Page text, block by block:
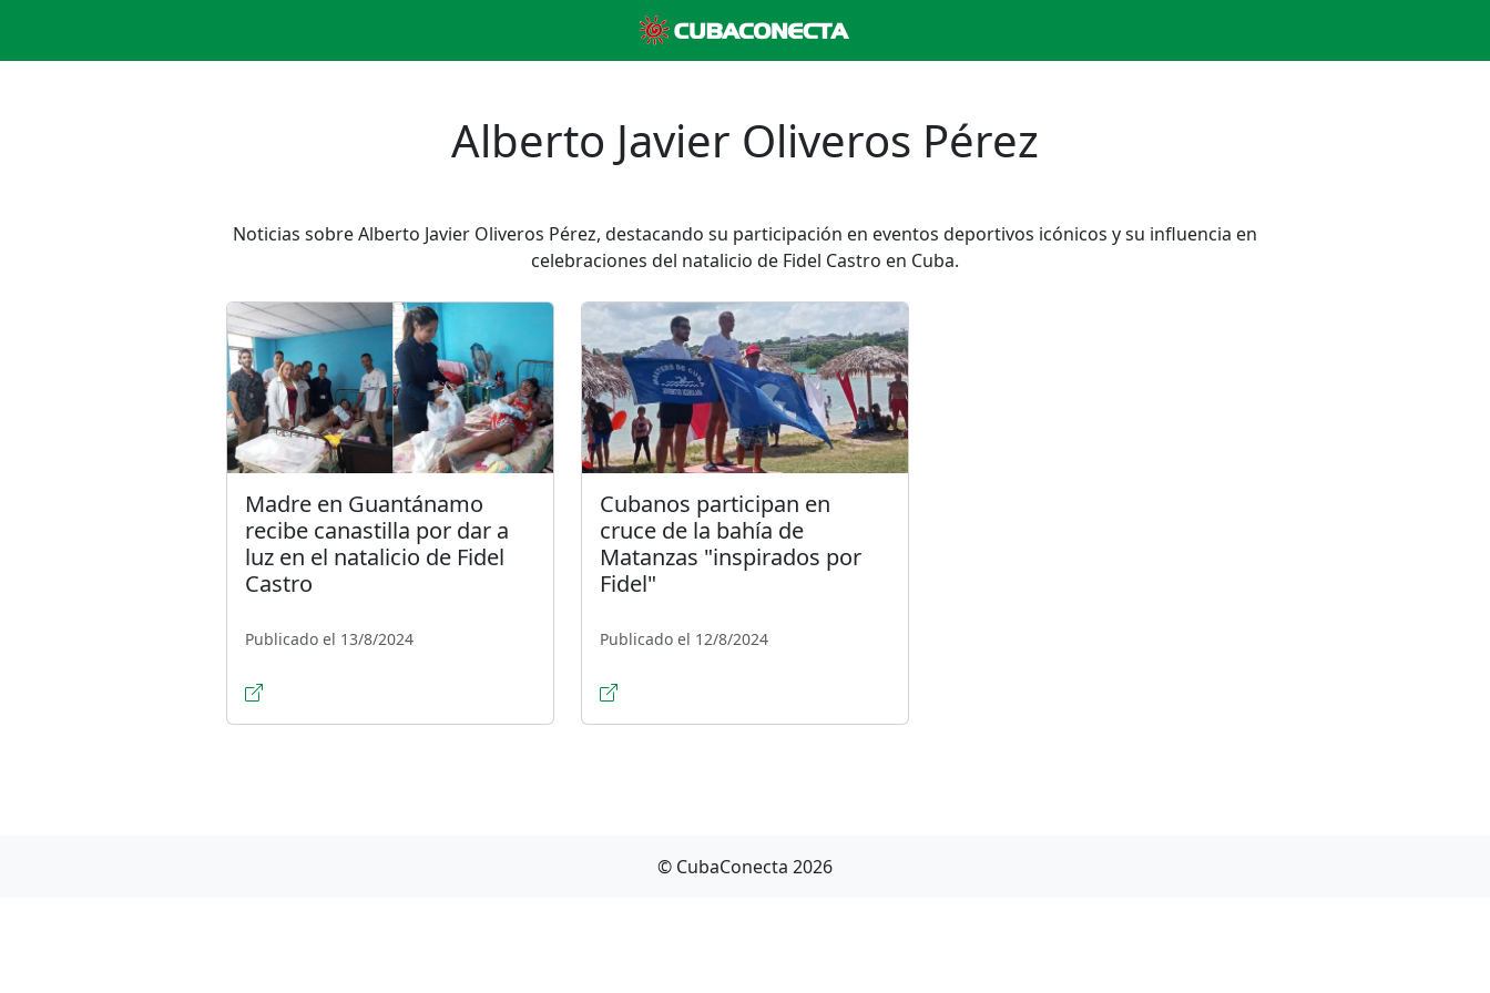
Alberto Javier Oliveros Pérez
Noticias sobre Alberto Javier Oliveros Pérez, destacando su participación en eventos deportivos icónicos y su influencia en
celebraciones del natalicio de Fidel Castro en Cuba.
Madre en Guantánamo
recibe canastilla por dar a
luz en el natalicio de Fidel
Castro
Publicado el 13/8/2024
Cubanos participan en
cruce de la bahía de
Matanzas "inspirados por
Fidel"
Publicado el 12/8/2024
© CubaConecta 2026